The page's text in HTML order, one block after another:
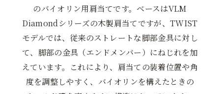
のバイオリン用肩当てです。ベースはVLM
Diamondシリーズの木製肩当てですが、TWIST
モデルでは、従来のストレートな脚部金具に対し
て、脚部の金具（エンドメンバー）にねじれを加
えています。これにより、肩当ての装着位置や角
度を調整しやすく、バイオリンを構えたときの